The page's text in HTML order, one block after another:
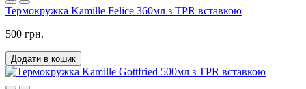
Термокружка Kamille Felice 360мл з TPR вставкою
500 грн.
Додати в кошик